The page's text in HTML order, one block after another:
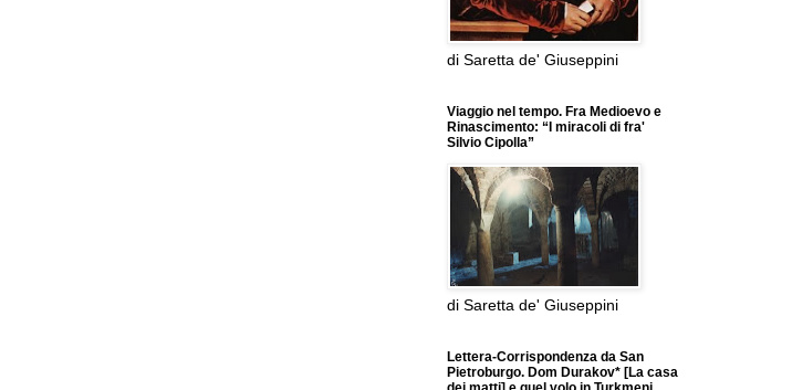
di Saretta de' Giuseppini
Viaggio nel tempo. Fra Medioevo e
Rinascimento: “I miracoli di fra'
Silvio Cipolla”
di Saretta de' Giuseppini
Lettera-Corrispondenza da San
Pietroburgo. Dom Durakov* [La casa